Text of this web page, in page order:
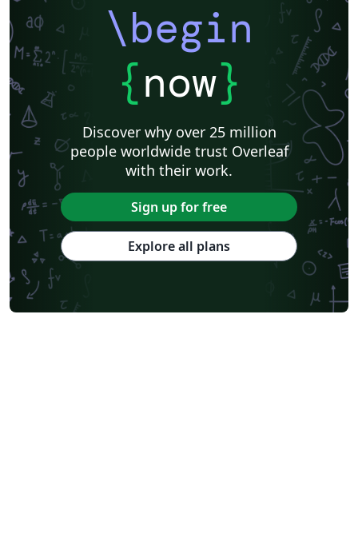
\begin
{now}
Discover why over 25 million
people worldwide trust Overleaf
with their work.
Sign up for free
Explore all plans